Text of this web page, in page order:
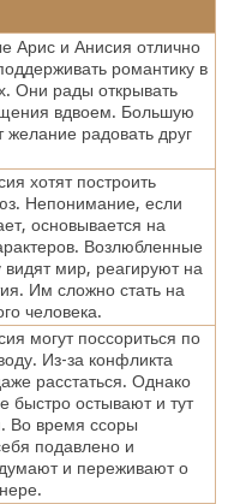
Арис и Анисия отлично
романтику в
Они рады открывать
вдвоем. Большую
желание радовать друг
хотят построить
Непонимание, если
основывается на
Возлюбленные
видят мир, реагируют на
Им сложно стать на
человека.
могут поссориться по
Из-за конфликта
расстаться. Однако
быстро остывают и тут
Во время ссоры
подавлено и
и переживают о